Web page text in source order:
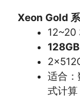
Xeon Gold
12~20
适合
式计算